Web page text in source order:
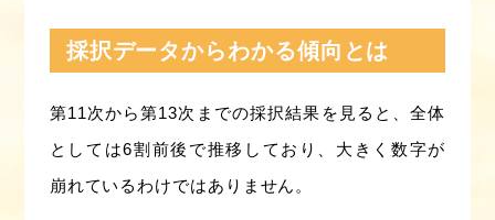
採択データからわかる傾向とは
第11次から第13次までの採択結果を見ると、全体
としては6割前後で推移しており、大きく数字が
崩れているわけではありません。